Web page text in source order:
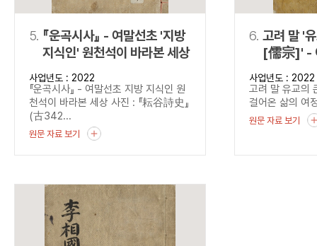
5. 『운곡시사』 - 여말선초 '지방
지식인' 원천석이 바라본 세상
사업년도 : 2022
『운곡시사』 - 여말선초 지방 지식인 원
천석이 바라본 세상 사진 : 『耘谷詩史』
(古342...
원문 자료 보기
6. 고려 말 '
[儒宗]' - 이색이 걸어온 삶의
여정, 『목
사업년도 : 2022
고려 말 유교의
걸어온 삶의 여
원문 자료 보기